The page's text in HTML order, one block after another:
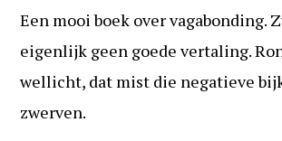
Een mooi boek over vagabonding.
eigenlijk geen goede vertaling.
wellicht, dat mist die negatieve
zwerven.